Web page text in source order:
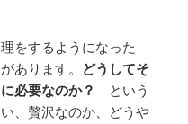
をするようになった
あります。
どうしてそ
必要なのか？
という
、贅沢なのか、どうや